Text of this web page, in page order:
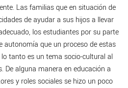
Las familias que en situación de
de ayudar a sus hijos a llevar
los estudiantes por su parte
autonomía que un proceso de estas
tanto es un tema socio-cultural al
De alguna manera en educación a
y roles sociales se hizo un poco